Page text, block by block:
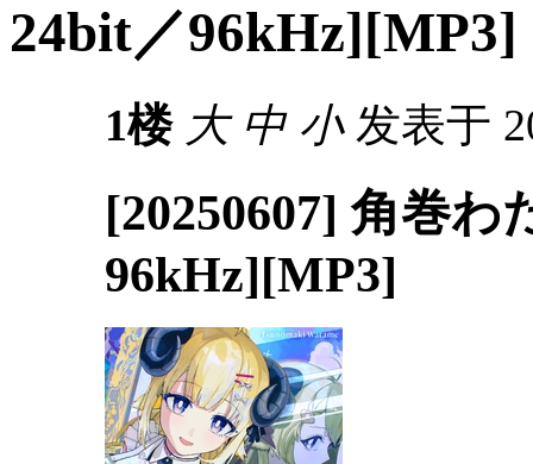
24bit／96kHz][MP3]
1楼 大 中 小发表于
[20250607] 角巻
96kHz][MP3]